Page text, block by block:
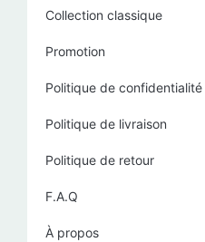
Collection classique
Promotion
Politique de confidentialité
Politique de livraison
Politique de retour
F.A.Q
À propos